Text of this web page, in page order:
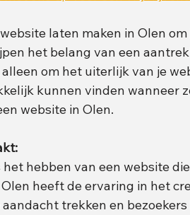
laten maken in Olen
het belang van een
om het uiterlijk van je
kunnen vinden wanneer
website in Olen.
hebben van een website
heeft de ervaring in het
trekken en